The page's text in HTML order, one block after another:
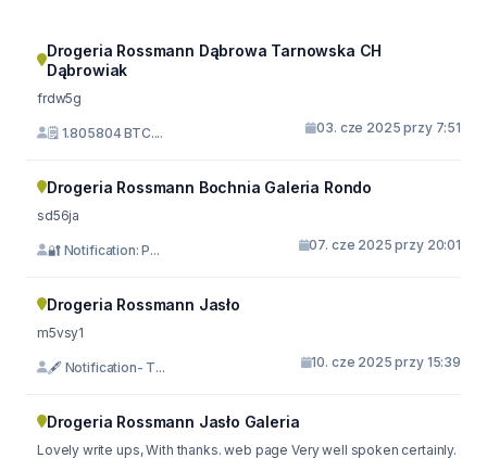
Drogeria Rossmann Dąbrowa Tarnowska CH
Dąbrowiak
frdw5g
🗒 1.805804 BTC.... 03. cze 2025 przy 7:51
Drogeria Rossmann Bochnia Galeria Rondo
sd56ja
🔐 Notification: P... 07. cze 2025 przy 20:01
Drogeria Rossmann Jasło
m5vsy1
🖋 Notification- T... 10. cze 2025 przy 15:39
Drogeria Rossmann Jasło Galeria
Lovely write ups, With thanks. web page Very well spoken certainly.